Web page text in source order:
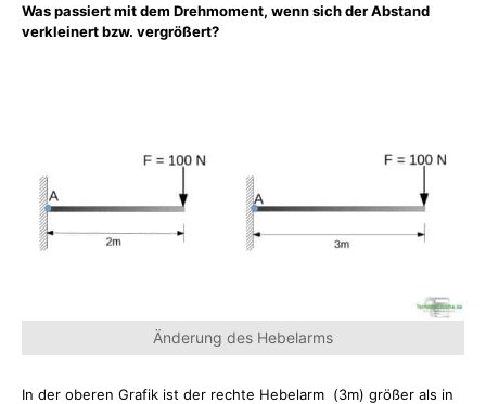
Was passiert mit dem Drehmoment, wenn sich der Abstand
verkleinert bzw. vergrößert?
Änderung des Hebelarms
In der oberen Grafik ist der rechte Hebelarm (3m) größer als in